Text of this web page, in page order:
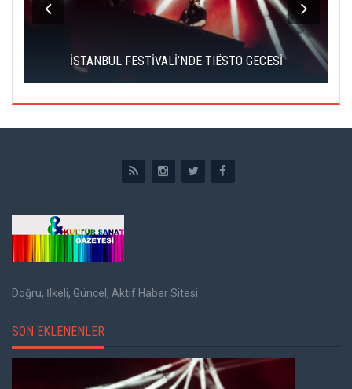
İSTANBUL FESTİVALİ’NDE TIËSTO GECESİ
Doğru, İlkeli, Güncel, Aktif Haber Sitesi
SON EKLENENLER